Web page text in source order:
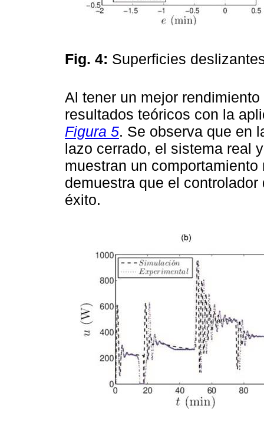
Fig. 4: Superficies
Al tener un mejor
resultados teóricos con la
Figura 5. Se observa que en
lazo cerrado, el sistema real
muestran un
demuestra que el
éxito.